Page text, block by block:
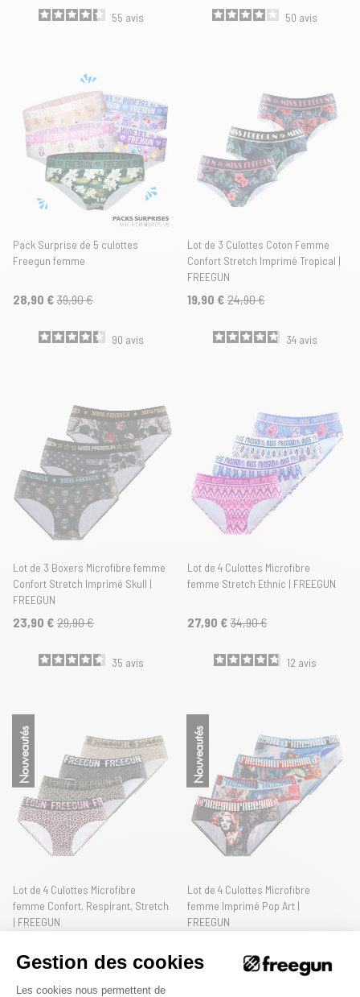
55 avis 50 avis
Pack Surprise de 5 culottes
Freegun femme
28,90 € 39,90 €
90 avis
Lot de 3 Culottes Coton Femme
Confort Stretch Imprimé Tropical |
FREEGUN
19,90 € 24,90 €
34 avis
Lot de 3 Boxers Microfibre femme
Confort Stretch Imprimé Skull |
FREEGUN
23,90 € 29,90 €
35 avis
Lot de 4 Culottes Microfibre
femme Stretch Ethnic | FREEGUN
27,90 € 34,90 €
12 avis
Nouveautés
Lot de 4 Culottes Microfibre
femme Confort, Respirant, Stretch
| FREEGUN
avis
Nouveautés
Lot de 4 Culottes Microfibre
femme Imprimé Pop Art |
FREEGUN
Gestion des cookies
Plateforme de Gestion du
Les cookies nous permettent de